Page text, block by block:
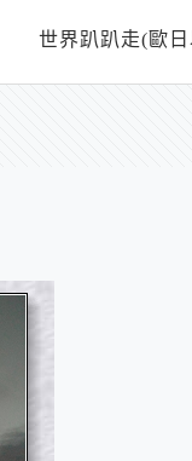
世界趴趴走(歐